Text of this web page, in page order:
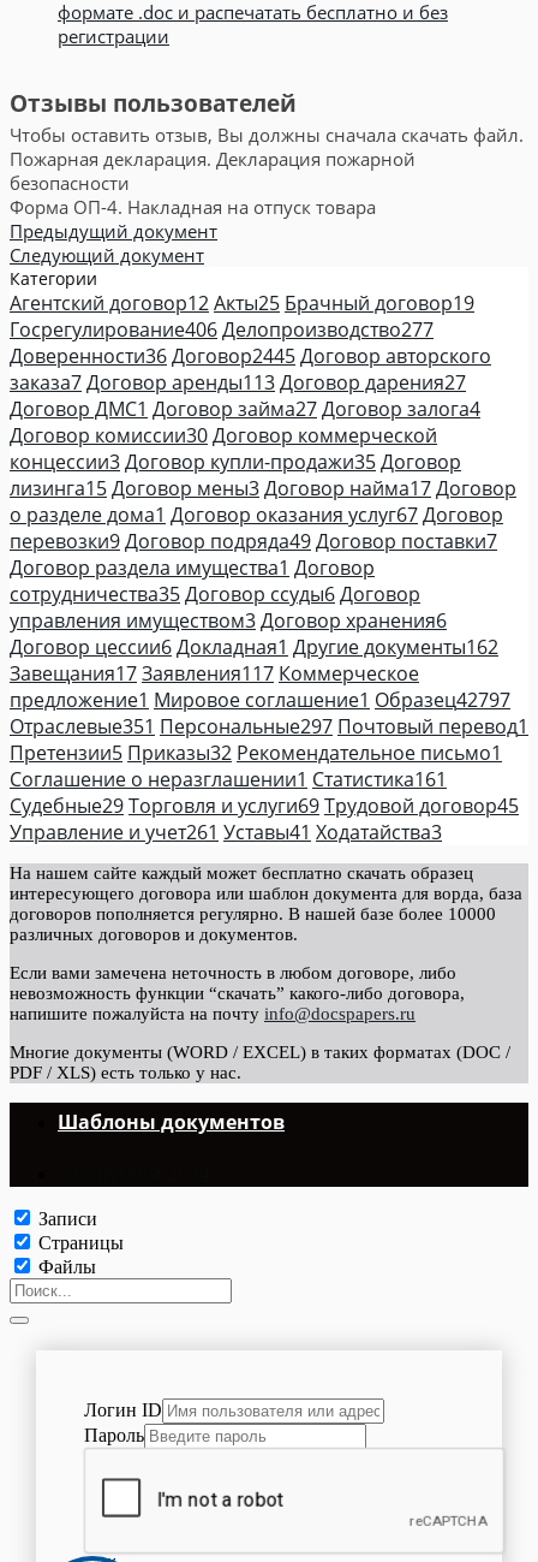
формате .doc и распечатать бесплатно и без
регистрации
Отзывы пользователей
Чтобы оставить отзыв, Вы должны сначала скачать файл.
Пожарная декларация. Декларация пожарной
безопасности
Форма ОП-4. Накладная на отпуск товара
Предыдущий документ
Следующий документ
Категории
Агентский договор12Акты25 Брачный договор19
Госрегулирование406Делопроизводство277
Доверенности36Договор2445Договор авторского
заказа7Договор аренды113Договор дарения27
Договор ДМС1 Договор займа27Договор залога4
Договор комиссии30Договор коммерческой
концессии3Договор купли-продажи35Договор
лизинга15Договор мены3Договор найма17Договор
о разделе дома1 Договор оказания услуг67Договор
перевозки9Договор подряда49Договор поставки7
Договор раздела имущества1 Договор
сотрудничества35Договор ссуды6Договор
управления имуществом3Договор хранения6
Договор цессии6Докладная1 Другие документы162
Завещания17Заявления117 Коммерческое
предложение1 Мировое соглашение1 Образец42797
Отраслевые351 Персональные297 Почтовый перевод1
Претензии5 Приказы32 Рекомендательное письмо1
Соглашение о неразглашении1 Статистика161
Судебные29Торговля и услуги69Трудовой договор45
Управление и учет261 Уставы41 Ходатайства3
На нашем сайте каждый может бесплатно скачать образец
интересующего договора или шаблон документа для ворда, база
договоров пополняется регулярно. В нашей базе более 10000
различных договоров и документов.
Если вами замечена неточность в любом договоре, либо
невозможность функции “скачать” какого-либо договора,
напишите пожалуйста на почту info@docspapers.ru
Многие документы (WORD / EXCEL) в таких форматах (DOC /
PDF / XLS) есть только у нас.
Шаблоны документов
Записи
Страницы
Файлы
Логин ID
Пароль